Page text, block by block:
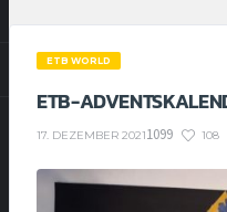
ETB WORLD
ETB-
17. DEZEMBER 20211099 108